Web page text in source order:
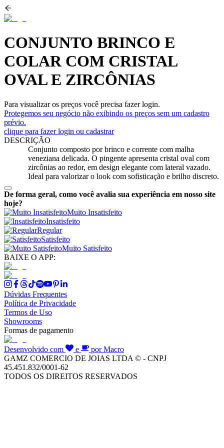
CONJUNTO BRINCO E
COLAR COM CRISTAL
OVAL E ZIRCÔNIAS
Para visualizar os preços você precisa fazer login.
Protegemos seu negócio não exibindo os preços sem um cadastro
prévio.
clique para fazer login ou cadastrar
DESCRIÇÃO
Conjunto composto por brinco e corrente com malha
veneziana delicada. O pingente apresenta cristal oval com
zircônias ao redor, em design elegante com lateral vazado.
Ideal para valorizar o look com sofisticação e brilho discreto.
De forma geral, como você avalia sua experiência em nosso site
hoje?
Muito Insatisfeito
Insatisfeito
Regular
Satisfeito
Muito Satisfeito
BAIXE O APP:
Dúvidas Frequentes
Política de Privacidade
Termos de Uso
Showrooms
Formas de pagamento
Desenvolvido com e
por Macro
GAMZ COMERCIO DE JOIAS LTDA © - CNPJ
45.451.832/0001-62
TODOS OS DIREITOS RESERVADOS